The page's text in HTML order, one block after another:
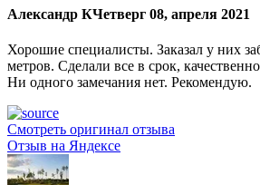
Александр КЧетверг 08, апреля 2021
Хорошие специалисты. Заказал у них
метров. Сделали все в срок,
Ни одного замечания нет. Рекомендую.
Смотреть оригинал отзыва
Отзыв на Яндексе